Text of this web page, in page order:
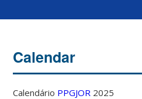
Calendar
Calendário PPGJOR 2025
04:00
05:00